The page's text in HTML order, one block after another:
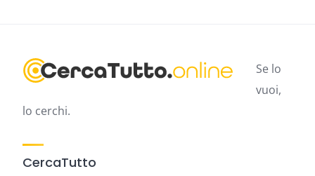
Se lo
vuoi,
lo cerchi.
CercaTutto